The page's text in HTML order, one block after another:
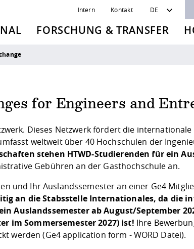
Intern Kontakt DE
FORSCHUNG & TRANSFER
for Engineers and
. Dieses Netzwerk fördert die
weltweit über 40 Hochschulen der
stehen HTWD-Studierenden für ein
Gebühren an der Gasthochschule an.
und Ihr Auslandssemester an einer Ge4
an die Stabsstelle Internationales, da die
Auslandssemester ab August/September
im Sommersemester 2027) ist! Ihre
werden (Ge4 application form - WORD Datei).